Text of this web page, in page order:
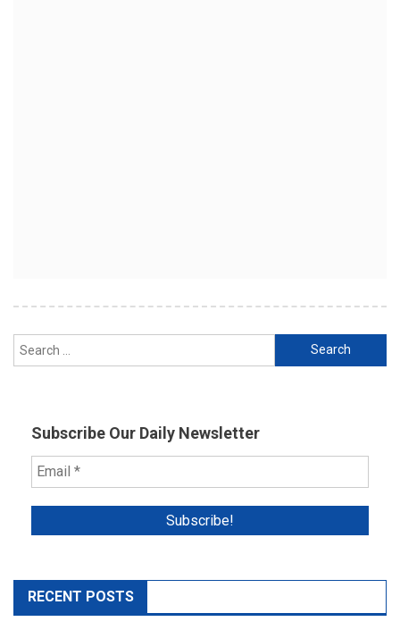
Search
for:
Subscribe Our Daily Newsletter
RECENT POSTS